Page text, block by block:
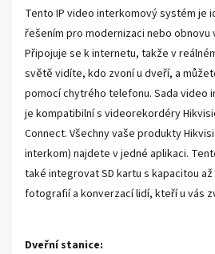
Tento IP video interkomový systém je
řešením pro modernizaci nebo obnovu
Připojuje se k internetu, takže v
světě vidíte, kdo zvoní u dveří, a
pomocí chytrého telefonu. Sada video
je kompatibilní s videorekordéry
Connect. Všechny vaše produkty
interkom) najdete v jedné aplikaci.
také integrovat SD kartu s kapacitou až
fotografií a konverzací lidí, kteří u vás
Dveřní stanice: